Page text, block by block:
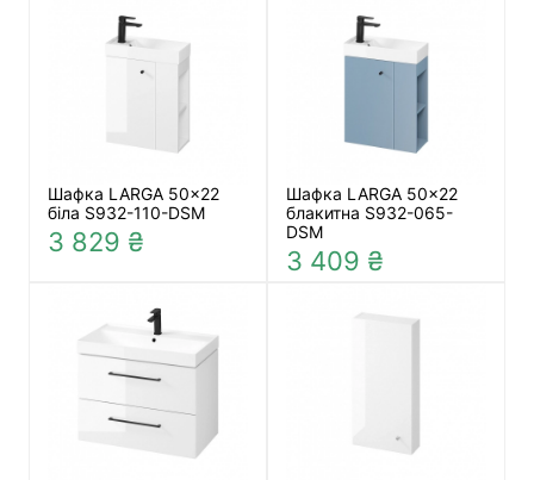
Шафка LARGA 50x22
біла S932-110-DSM
3 829 ₴
Шафка LARGA 50x22
блакитна S932-065-
DSM
3 409 ₴